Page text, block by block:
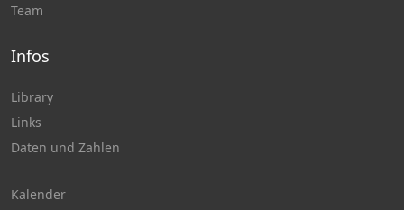
Team
Infos
Library
Links
Daten und Zahlen
Kalender